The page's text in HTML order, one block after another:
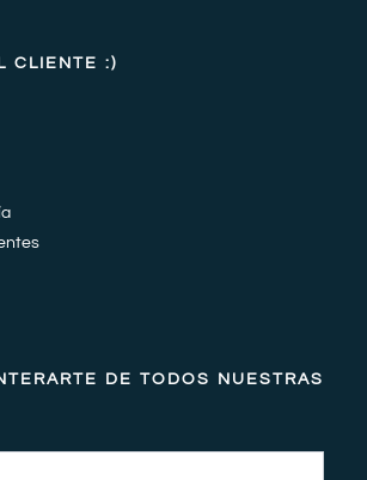
CLIENTE :)
DE TODOS NUESTRAS